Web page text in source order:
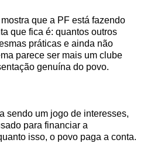
que a PF está fazendo
que fica é: quantos outros
práticas e ainda não
parece ser mais um clube
genuína do povo.
sendo um jogo de interesses,
para financiar a
isso, o povo paga a conta.